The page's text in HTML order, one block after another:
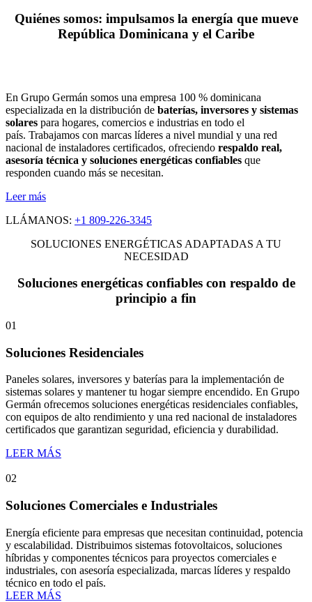
Quiénes somos: impulsamos la energía que mueve
República Dominicana y el Caribe
En Grupo Germán somos una empresa 100 % dominicana
especializada en la distribución de baterías, inversores y sistemas
solares para hogares, comercios e industrias en todo el
país. Trabajamos con marcas líderes a nivel mundial y una red
nacional de instaladores certificados, ofreciendo respaldo real,
asesoría técnica y soluciones energéticas confiables que
responden cuando más se necesitan.
Leer más
LLÁMANOS: +1 809-226-3345
SOLUCIONES ENERGÉTICAS ADAPTADAS A TU
NECESIDAD
Soluciones energéticas confiables con respaldo de
principio a fin
01
Soluciones Residenciales
Paneles solares, inversores y baterías para la implementación de
sistemas solares y mantener tu hogar siempre encendido. En Grupo
Germán ofrecemos soluciones energéticas residenciales confiables,
con equipos de alto rendimiento y una red nacional de instaladores
certificados que garantizan seguridad, eficiencia y durabilidad.
LEER MÁS
02
Soluciones Comerciales e Industriales
Energía eficiente para empresas que necesitan continuidad, potencia
y escalabilidad. Distribuimos sistemas fotovoltaicos, soluciones
híbridas y componentes técnicos para proyectos comerciales e
industriales, con asesoría especializada, marcas líderes y respaldo
técnico en todo el país.
LEER MÁS